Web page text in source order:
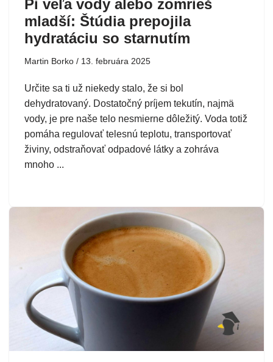
Pi veľa vody alebo zomrieš
mladší: Štúdia prepojila
hydratáciu so starnutím
Martin Borko 13. februára 2025
Určite sa ti už niekedy stalo, že si bol
dehydratovaný. Dostatočný príjem tekutín, najmä
vody, je pre naše telo nesmierne dôležitý. Voda totiž
pomáha regulovať telesnú teplotu, transportovať
živiny, odstraňovať odpadové látky a zohráva
mnoho ...